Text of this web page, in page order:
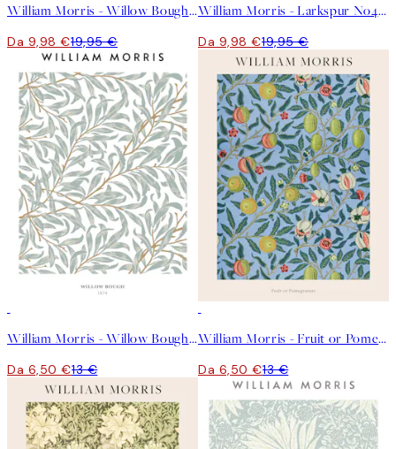
William Morris - Willow Bough Pink Landscape Poster
Da 9,98 €19,95 €
William Morris - Larkspur No4 Poster
Da 9,98 €19,95 €
William Morris - Willow Bough Poster
Da 6,50 €13 €
William Morris - Fruit or Pomegranate Poster
Da 6,50 €13 €